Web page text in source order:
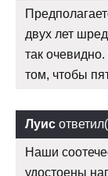
двух лет
так
том, чтобы
Луис
Наши
удостоены